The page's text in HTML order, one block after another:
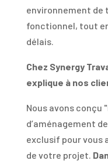
environnement de
fonctionnel, tout
délais.
Chez Synergy
explique à nos
Nous avons conçu
d’aménagement
exclusif pour vous
de votre projet.